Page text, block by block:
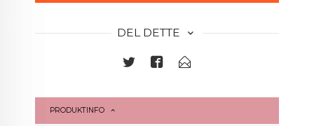
DEL DETTE
PRODUKTINFO